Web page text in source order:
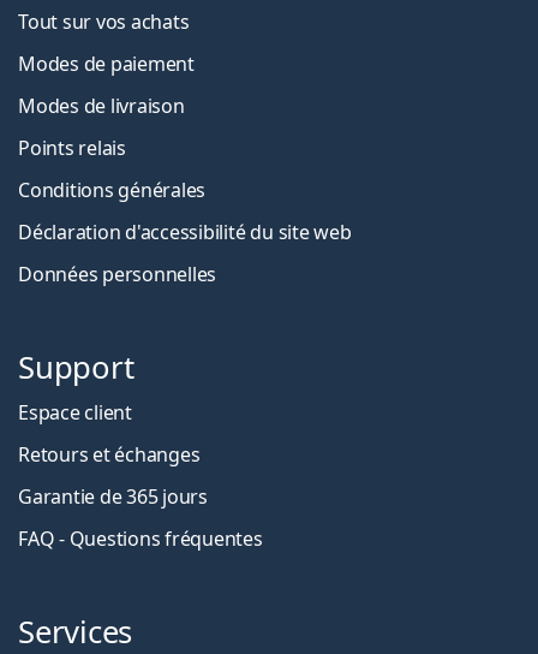
Tout sur vos achats
Modes de paiement
Modes de livraison
Points relais
Conditions générales
Déclaration d'accessibilité du site web
Données personnelles
Support
Espace client
Retours et échanges
Garantie de 365 jours
FAQ - Questions fréquentes
Services